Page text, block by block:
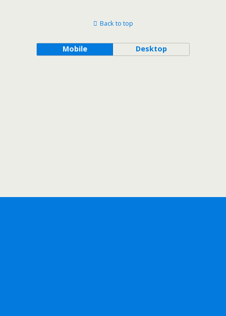
Back to top
Mobile Desktop